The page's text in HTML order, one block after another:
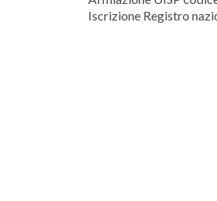
Iscrizione Registro